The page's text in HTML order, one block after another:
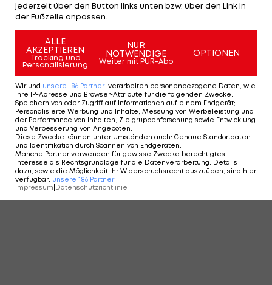
KOMMENTARE
jederzeit über den Button links unten bzw. über den Link in
der Fußzeile anpassen.
ALLE
AKZEPTIEREN
Tracking und
Personalisierung
NUR
NOTWENDIGE
Weiter mit PUR-Abo
OPTIONEN
Wir und unsere 186 Partner verarbeiten personenbezogene Daten, wie
Ihre IP-Adresse und Browser-Attribute für die folgenden Zwecke:
Speichern von oder Zugriff auf Informationen auf einem Endgerät;
Personalisierte Werbung und Inhalte, Messung von Werbeleistung und
der Performance von Inhalten, Zielgruppenforschung sowie Entwicklung
und Verbesserung von Angeboten.
Diese Zwecke können unter Umständen auch: Genaue Standortdaten
und Identifikation durch Scannen von Endgeräten.
Manche Partner verwenden für gewisse Zwecke berechtigtes
Interesse als Rechtsgrundlage für die Datenverarbeitung. Details
dazu, sowie die Möglichkeit Ihr Widerspruchsrecht auszuüben, sind hier
verfügbar: unsere 186 Partner
Impressum Datenschutzrichtlinie